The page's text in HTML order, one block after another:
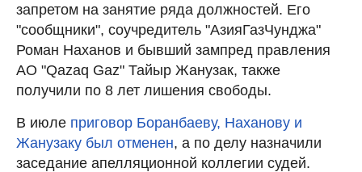
запретом на занятие ряда должностей. Его
"сообщники", соучредитель "АзияГазЧунджа"
Роман Наханов и бывший зампред правления
АО "Qazaq Gaz" Тайыр Жанузак, также
получили по 8 лет лишения свободы.
В июле приговор Боранбаеву, Наханову и
Жанузаку был отменен, а по делу назначили
заседание апелляционной коллегии судей.